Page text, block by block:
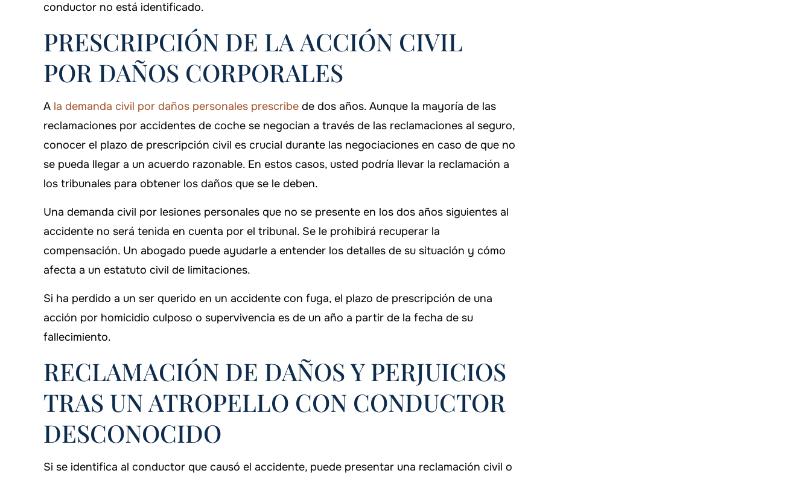
conductor no está identificado.
PRESCRIPCIÓN DE LA ACCIÓN CIVIL
POR DAÑOS CORPORALES
A la demanda civil por daños personales prescribe de dos años. Aunque la mayoría de las
reclamaciones por accidentes de coche se negocian a través de las reclamaciones al seguro,
conocer el plazo de prescripción civil es crucial durante las negociaciones en caso de que no
se pueda llegar a un acuerdo razonable. En estos casos, usted podría llevar la reclamación a
los tribunales para obtener los daños que se le deben.
Una demanda civil por lesiones personales que no se presente en los dos años siguientes al
accidente no será tenida en cuenta por el tribunal. Se le prohibirá recuperar la
compensación. Un abogado puede ayudarle a entender los detalles de su situación y cómo
afecta a un estatuto civil de limitaciones.
Si ha perdido a un ser querido en un accidente con fuga, el plazo de prescripción de una
acción por homicidio culposo o supervivencia es de un año a partir de la fecha de su
fallecimiento.
RECLAMACIÓN DE DAÑOS Y PERJUICIOS
TRAS UN ATROPELLO CON CONDUCTOR
DESCONOCIDO
Si se identifica al conductor que causó el accidente, puede presentar una reclamación civil o